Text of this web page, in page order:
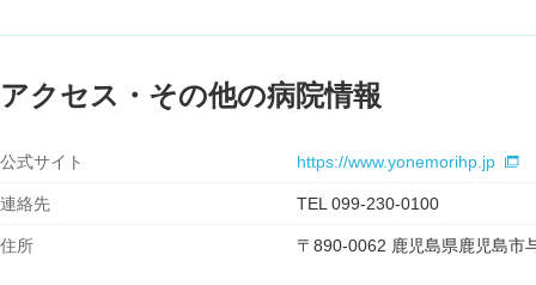
アクセス・その他の病院情報
公式サイト https://www.yonemorihp.jp
連絡先 TEL 099-230-0100
住所 〒890-0062 鹿児島県鹿児島市